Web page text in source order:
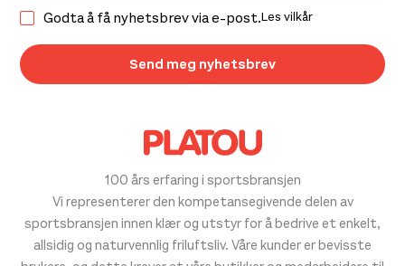
100 års erfaring i sportsbransjen
Vi representerer den kompetansegivende delen av
sportsbransjen innen klær og utstyr for å bedrive et enkelt,
allsidig og naturvennlig friluftsliv. Våre kunder er bevisste
Godta å få nyhetsbrev via e-post.Les vilkår